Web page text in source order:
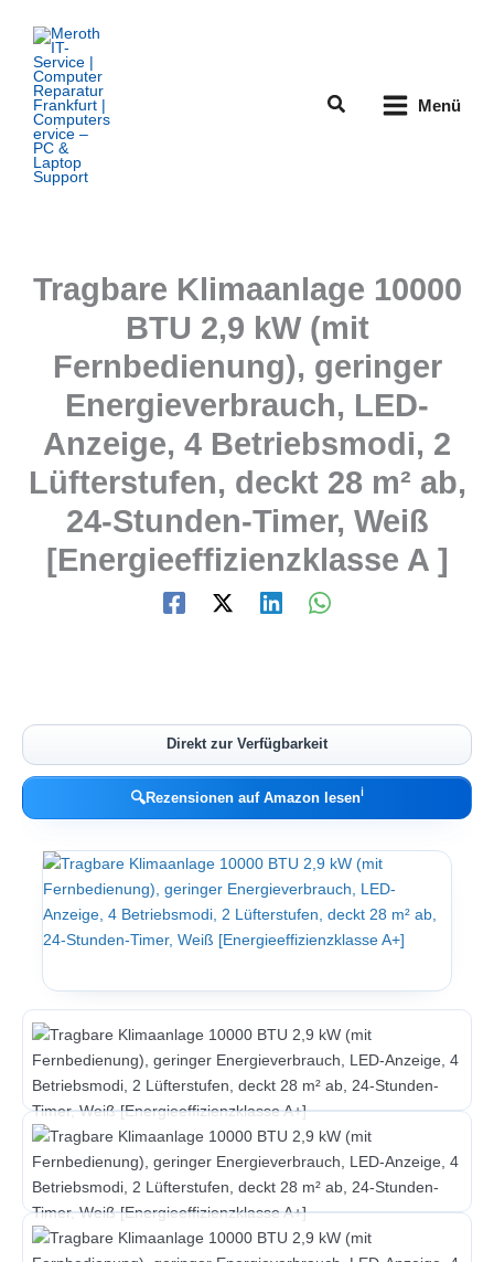
Inhalt
springen
Suchen Menü
Tragbare Klimaanlage 10000
BTU 2,9 kW (mit
Fernbedienung), geringer
Energieverbrauch, LED-
Anzeige, 4 Betriebsmodi, 2
Lüfterstufen, deckt 28 m² ab,
24-Stunden-Timer, Weiß
[Energieeffizienzklasse A ]
Direkt zur Verfügbarkeit
🔍Rezensionen auf Amazon lesenℹ︎